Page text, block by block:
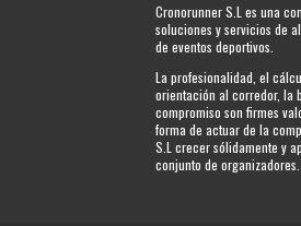
Cronorunner S.L es una
soluciones y servicios de
de eventos deportivos.
La profesionalidad, el
orientación al corredor, la
compromiso son firmes
forma de actuar de la
S.L crecer sólidamente y
conjunto de organizadores.